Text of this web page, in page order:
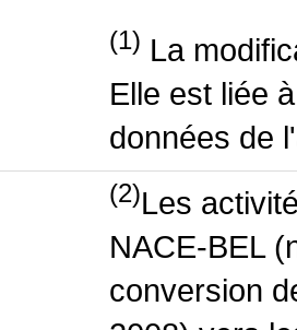
(1) La
Elle est liée
données de
(2)Les
NACE-BEL
conversion